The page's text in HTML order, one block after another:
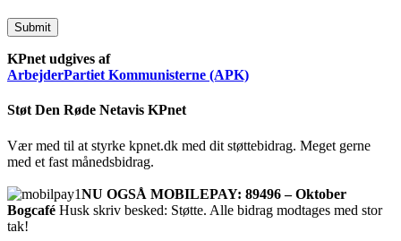
Submit
KPnet udgives af
ArbejderPartiet Kommunisterne (APK)
Støt Den Røde Netavis KPnet
Vær med til at styrke kpnet.dk med dit støttebidrag. Meget gerne
med et fast månedsbidrag.
NU OGSÅ MOBILEPAY: 89496 – Oktober
Bogcafé Husk skriv besked: Støtte. Alle bidrag modtages med stor
tak!